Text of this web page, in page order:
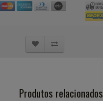
Produtos relacionados